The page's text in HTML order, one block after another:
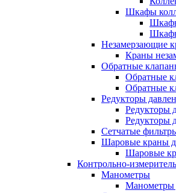
Шкафы
Незамерзающие
Краны
Обратные
Обратные
Обратные
Редукторы
Редукторы
Редукторы
Сетчатые
Шаровые краны
Шаровые
Контрольно-
Манометры
Манометры